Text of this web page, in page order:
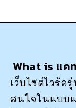
What is แค
เว็บไซต์ไวรัล
สนใจในแบบ